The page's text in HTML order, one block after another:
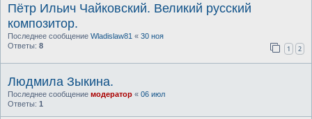
Пётр Ильич Чайковский. Великий русский
композитор.
Последнее сообщение Wladislaw81 « 30 ноя
Ответы: 8 1 2
Людмила Зыкина.
Последнее сообщение модератор « 06 июл
Ответы: 1